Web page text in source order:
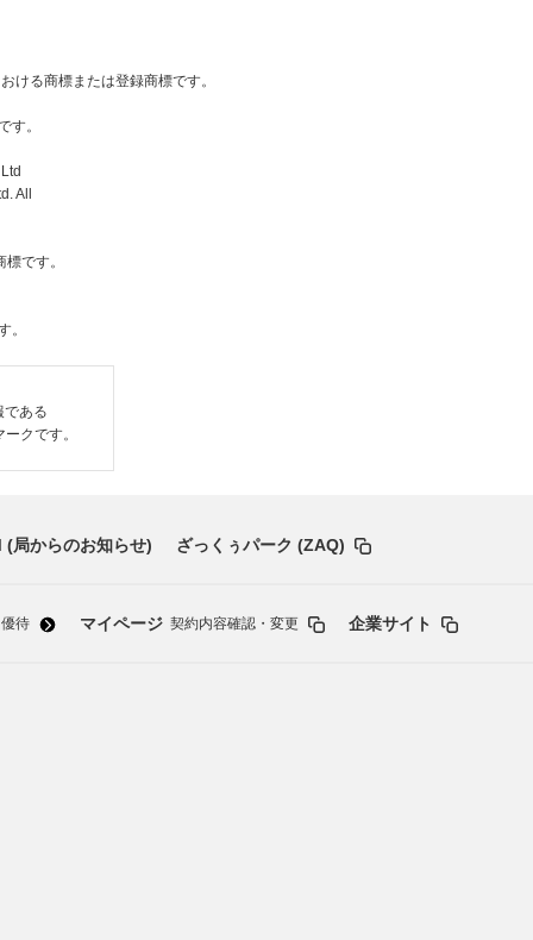
ける商標または登録商標です。
す。
All
です。
。
である
クです。
局からのお知らせ) ざっくぅパーク (ZAQ)
待 マイページ 契約内容確認・変更 企業サイト